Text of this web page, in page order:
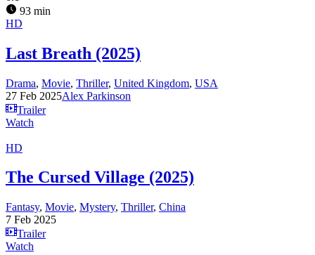
93 min
HD
Last Breath (2025)
Drama, Movie, Thriller, United Kingdom, USA
27 Feb 2025Alex Parkinson
Trailer
Watch
HD
The Cursed Village (2025)
Fantasy, Movie, Mystery, Thriller, China
7 Feb 2025
Trailer
Watch